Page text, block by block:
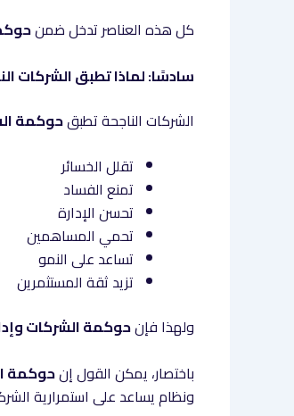
كل هذه العناصر تدخل ضمن
سادسًا: لماذا تطبق الشركات
الشركات الناجحة تطبقحوكمة
تقلل الخسائر
تمنع الفساد
تحسن الإدارة
تحمي المساهمين
تساعد على النمو
تزيد ثقة المستثمرين
ولهذا فإنحوكمة الشركات
باختصار، يمكن القول إنحوكمة
ونظام يساعد على استمرارية